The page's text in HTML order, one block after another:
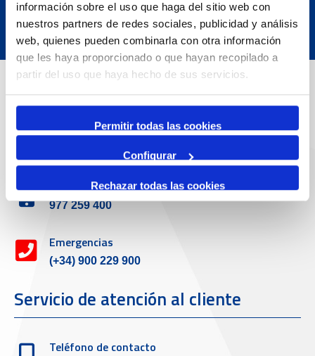
información sobre el uso que haga del sitio web con
nuestros partners de redes sociales, publicidad y análisis
web, quienes pueden combinarla con otra información
que les haya proporcionado o que hayan recopilado a
partir del uso que haya hecho de sus servicios.
Permitir todas las cookies
Configurar
Rechazar todas las cookies
Datos de contacto
Dirección
Passeig de l'Escullera s/n, 43004 Tarragona
Teléfono de contacto
977 259 400
Emergencias
(+34) 900 229 900
Servicio de atención al cliente
Teléfono de contacto